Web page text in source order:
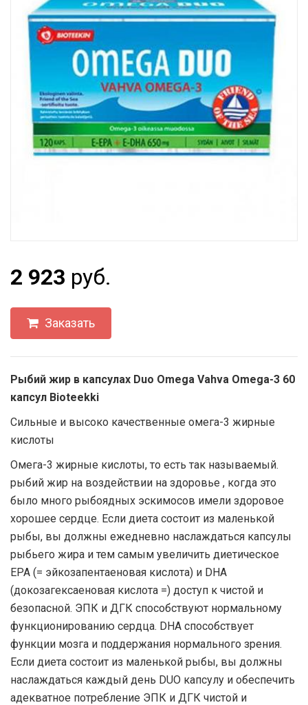
2 923 руб.
Заказать
Рыбий жир в капсулах Duo Omega Vahva Omega-3 60
капсул Bioteekki
Сильные и высоко качественные омега-3 жирные
кислоты
Омега-3 жирные кислоты, то есть так называемый.
рыбий жир на воздействии на здоровье , когда это
было много рыбоядных эскимосов имели здоровое
хорошее сердце. Если диета состоит из маленькой
рыбы, вы должны ежедневно наслаждаться капсулы
рыбьего жира и тем самым увеличить диетическое
EPA (= эйкозапентаеновая кислота) и DHA
(докозагексаеновая кислота =) доступ к чистой и
безопасной. ЭПК и ДГК способствуют нормальному
функционированию сердца. DHA способствует
функции мозга и поддержания нормального зрения.
Если диета состоит из маленькой рыбы, вы должны
наслаждаться каждый день DUO капсулу и обеспечить
адекватное потребление ЭПК и ДГК чистой и